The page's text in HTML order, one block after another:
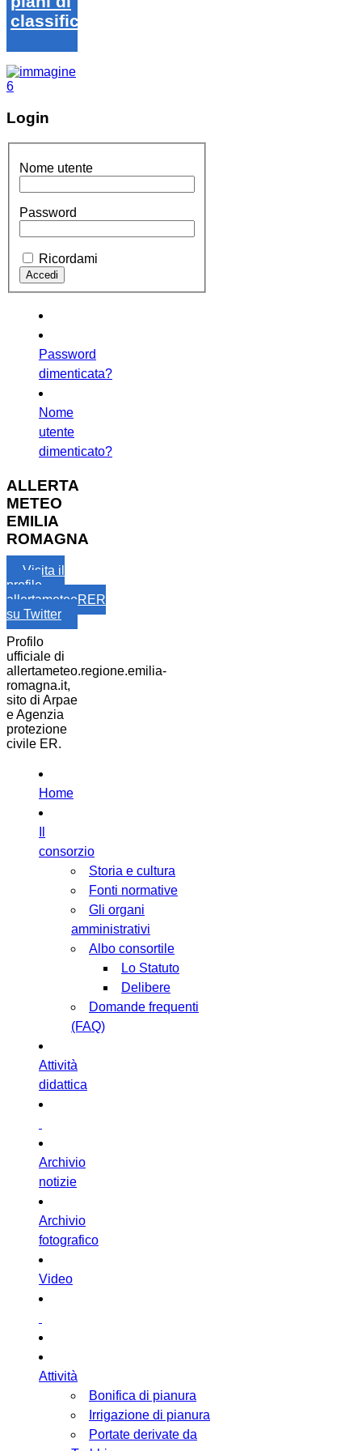
classifica
Login
Nome utente
Password
Ricordami
Password
dimenticata?
Nome
utente
dimenticato?
ALLERTA
METEO
EMILIA
ROMAGNA
Visita il
profilo
allertameteoRER
su Twitter
Profilo
ufficiale di
allertameteo.regione.emilia-
romagna.it,
sito di Arpae
e Agenzia
protezione
civile ER.
Home
consorzio
Storia e cultura
Fonti normative
Gli organi
amministrativi
Albo consortile
Lo Statuto
Delibere
Domande frequenti
(FAQ)
Attività
didattica
Archivio
notizie
Archivio
fotografico
Video
Attività
Bonifica di pianura
Irrigazione di pianura
Portate derivate da